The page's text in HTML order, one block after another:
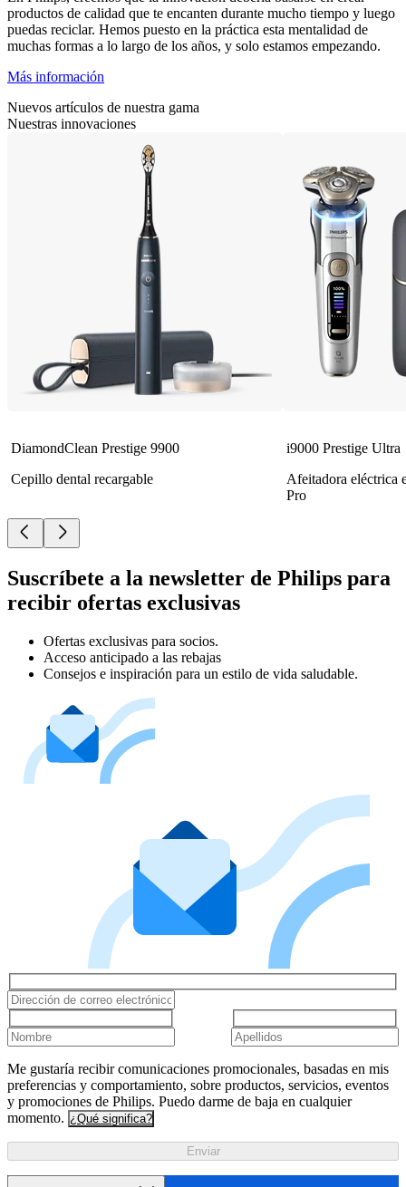
productos de calidad que te encanten durante mucho tiempo y luego
puedas reciclar. Hemos puesto en la práctica esta mentalidad de
muchas formas a lo largo de los años, y solo estamos empezando.
Más información
Nuevos artículos de nuestra gama
Nuestras innovaciones
DiamondClean Prestige 9900
Cepillo dental recargable
i9000 Prestige Ultra
Afeitadora eléctrica
Pro
Suscríbete a la newsletter de Philips para
recibir ofertas exclusivas
Ofertas exclusivas para socios.
Acceso anticipado a las rebajas
Consejos e inspiración para un estilo de vida saludable.
Me gustaría recibir comunicaciones promocionales, basadas en mis
preferencias y comportamiento, sobre productos, servicios, eventos
y promociones de Philips. Puedo darme de baja en cualquier
momento. ¿Qué significa?
Enviar